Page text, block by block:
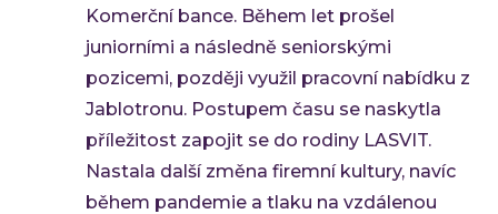
Komerční bance. Během let prošel
juniorními a následně seniorskými
pozicemi, později využil pracovní nabídku z
Jablotronu. Postupem času se naskytla
příležitost zapojit se do rodiny LASVIT.
Nastala další změna firemní kultury, navíc
během pandemie a tlaku na vzdálenou